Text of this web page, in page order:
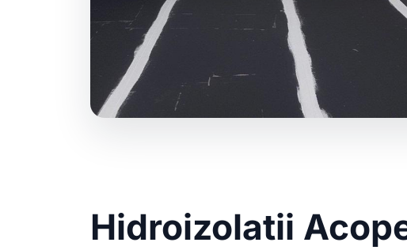
Hidroizolatii